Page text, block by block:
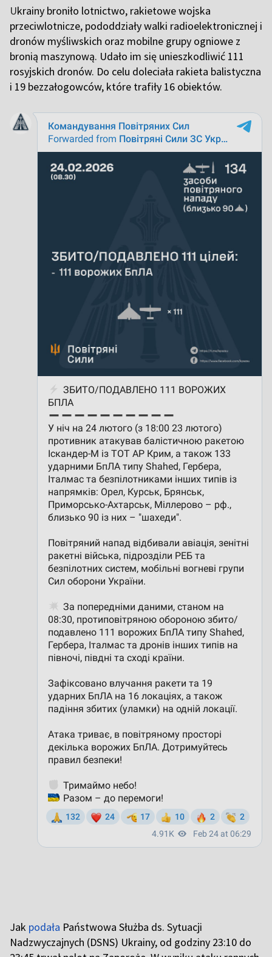
Ukrainy broniło lotnictwo, rakietowe wojska
przeciwlotnicze, pododdziały walki radioelektronicznej i
dronów myśliwskich oraz mobilne grupy ogniowe z
bronią maszynową. Udało im się unieszkodliwić 111
rosyjskich dronów. Do celu doleciała rakieta balistyczna
i 19 bezzałogowców, które trafiły 16 obiektów.
Jak podała Państwowa Służba ds. Sytuacji
Nadzwyczajnych (DSNS) Ukrainy, od godziny 23:10 do